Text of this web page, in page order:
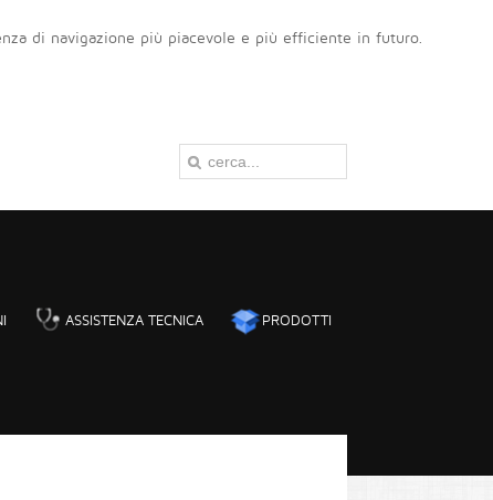
di navigazione più piacevole e più efficiente in futuro.
ASSISTENZA TECNICA PRODOTTI